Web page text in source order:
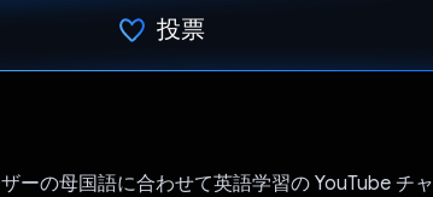
投票
ーの母国語に合わせて英語学習の YouTube チ